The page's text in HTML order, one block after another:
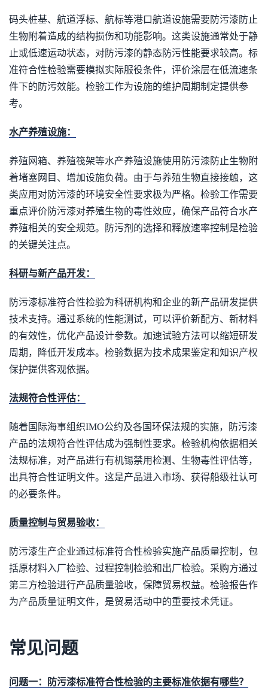
码头桩基、航道浮标、航标等港口航道设施需要防污漆防止
生物附着造成的结构损伤和功能影响。这类设施通常处于静
止或低速运动状态，对防污漆的静态防污性能要求较高。标
准符合性检验需要模拟实际服役条件，评价涂层在低流速条
件下的防污效能。检验工作为设施的维护周期制定提供参
考。
水产养殖设施：
养殖网箱、养殖筏架等水产养殖设施使用防污漆防止生物附
着堵塞网目、增加设施负荷。由于与养殖生物直接接触，这
类应用对防污漆的环境安全性要求极为严格。检验工作需要
重点评价防污漆对养殖生物的毒性效应，确保产品符合水产
养殖相关的安全规范。防污剂的选择和释放速率控制是检验
的关键关注点。
科研与新产品开发：
防污漆标准符合性检验为科研机构和企业的新产品研发提供
技术支持。通过系统的性能测试，可以评价新配方、新材料
的有效性，优化产品设计参数。加速试验方法可以缩短研发
周期，降低开发成本。检验数据为技术成果鉴定和知识产权
保护提供客观依据。
法规符合性评估：
随着国际海事组织IMO公约及各国环保法规的实施，防污漆
产品的法规符合性评估成为强制性要求。检验机构依据相关
法规标准，对产品进行有机锡禁用检测、生物毒性评估等，
出具符合性证明文件。这是产品进入市场、获得船级社认可
的必要条件。
质量控制与贸易验收：
防污漆生产企业通过标准符合性检验实施产品质量控制，包
括原材料入厂检验、过程控制检验和出厂检验。采购方通过
第三方检验进行产品质量验收，保障贸易权益。检验报告作
为产品质量证明文件，是贸易活动中的重要技术凭证。
常见问题
问题一：防污漆标准符合性检验的主要标准依据有哪些？